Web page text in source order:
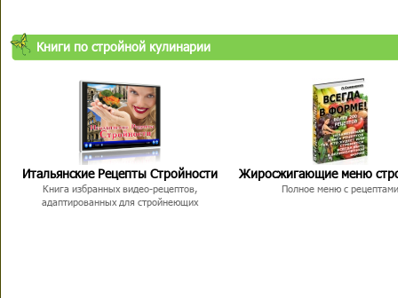
Книги по стройной кулинарии
Итальянские Рецепты Стройности
Книга избранных видео-рецептов,
адаптированных для стройнеющих
Жиросжигающие меню
Полное меню с рецептами